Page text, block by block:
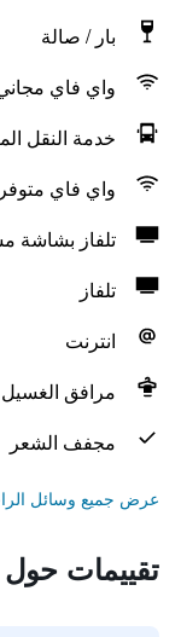
بار / صالة
واي فاي
خدمة النقل
واي فاي
تلفاز بشاشة
تلفاز
انترنت
مرافق الغسيل
مجفف الشعر
عرض جميع وسائل
تقييمات حول